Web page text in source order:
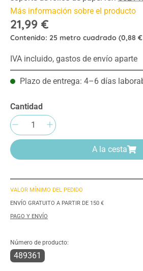
Más información sobre el producto
21,99 €
Contenido: 25 metro cuadrado (0,88
IVA incluido, gastos de envío aparte
Plazo de entrega: 4–6 días
Cantidad
Cantidad del producto:
A la cesta
VALOR MÍNIMO DEL PEDIDO
ENVÍO GRATUITO A PARTIR DE 150 €
PAGO Y ENVÍO
Número de producto:
489361